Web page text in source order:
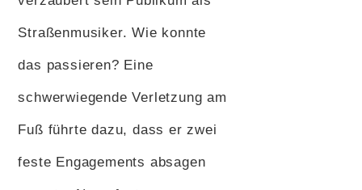
Straßenmusiker. Wie konnte
das passieren? Eine
schwerwiegende Verletzung am
Fuß führte dazu, dass er zwei
feste Engagements absagen